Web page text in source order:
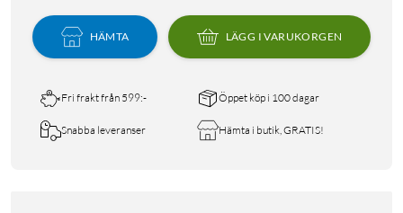
HÄMTA LÄGG I VARUKORGEN
Fri frakt från 599:- Öppet köp i 100 dagar
Snabba leveranser Hämta i butik, GRATIS!